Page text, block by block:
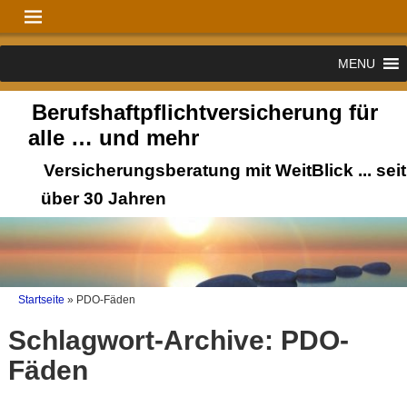
MENU
Berufshaftpflichtversicherung für
alle … und mehr
Versicherungsberatung mit WeitBlick ... seit
über 30 Jahren
Startseite » PDO-Fäden
Schlagwort-Archive: PDO-
Fäden